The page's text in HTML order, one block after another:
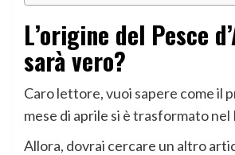
L’origine del Pesce
sarà vero?
Caro lettore, vuoi sapere come il
mese di aprile si è trasformato nel
Allora, dovrai cercare un altro